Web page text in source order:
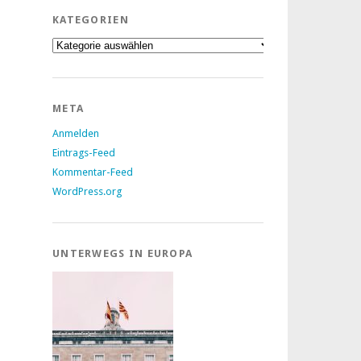
KATEGORIEN
Kategorien
META
Anmelden
Eintrags-Feed
Kommentar-Feed
WordPress.org
UNTERWEGS IN EUROPA